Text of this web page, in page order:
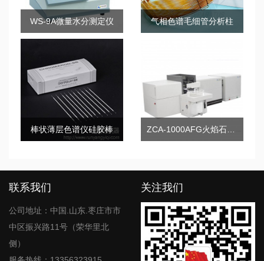
WS-9A微量水分测定仪 气相色谱毛细管分析柱
棒状薄层色谱仪硅胶棒
联系我们
公司地址：中国.山东.枣庄市市
中区振兴路11号（荣华里北
侧）
关注我们